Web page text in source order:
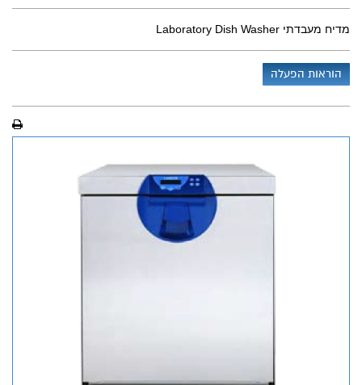
מדיח מעבדתי Laboratory Dish Washer
הוראות הפעלה